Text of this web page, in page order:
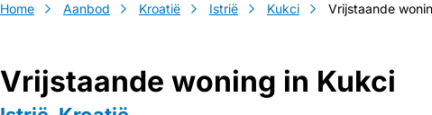
Home Aanbod Kroatië Istrië Kukci Vrijstaande
Vrijstaande woning in Kukci